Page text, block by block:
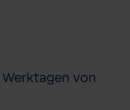
von